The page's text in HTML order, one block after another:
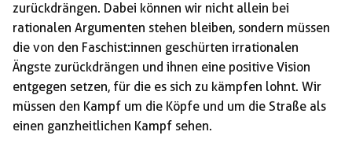
zurückdrängen. Dabei können wir nicht allein bei
rationalen Argumenten stehen bleiben, sondern müssen
die von den Faschist:innen geschürten irrationalen
Ängste zurückdrängen und ihnen eine positive Vision
entgegen setzen, für die es sich zu kämpfen lohnt. Wir
müssen den Kampf um die Köpfe und um die Straße als
einen ganzheitlichen Kampf sehen.